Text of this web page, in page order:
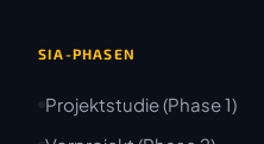
SIA-PHASEN
Projektstudie (Phase 1)